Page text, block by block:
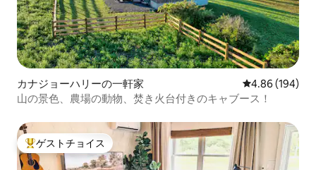
カナジョーハリーの一軒家 レビュー194
4.86 (194)
山の景色、農場の動物、焚き火台付きのキャブース！
大好評のゲストチョイスです。
ゲストチョイス